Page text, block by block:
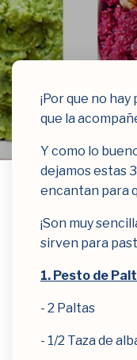
¡Por que no
que la
Y como lo
dejamos estas
encantan para
¡Son muy
sirven para
1. Pesto de
- 2 Paltas
- 1/2 Taza de